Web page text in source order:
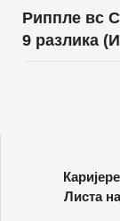
Риппле вс
9 разлика
Листа